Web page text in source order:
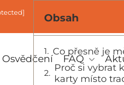
Osvědčení FAQ
Obsah
Co přesně je
Proč si vybrat
karty místo